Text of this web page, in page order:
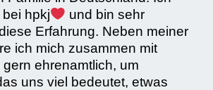
hpkj
und bin sehr
Erfahrung. Neben meiner
ich mich zusammen mit
ehrenamtlich, um
uns viel bedeutet, etwas